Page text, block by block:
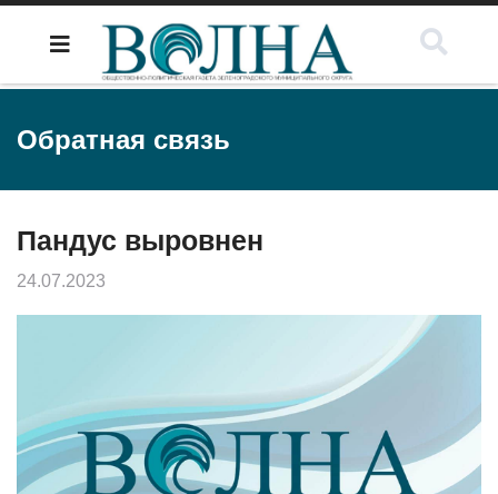
Обратная связь
Пандус выровнен
24.07.2023